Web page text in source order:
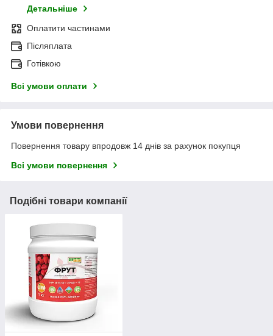
Детальніше
Оплатити частинами
Післяплата
Готівкою
Всі умови оплати
Умови повернення
Повернення товару впродовж 14 днів за рахунок покупця
Всі умови повернення
Подібні товари компанії